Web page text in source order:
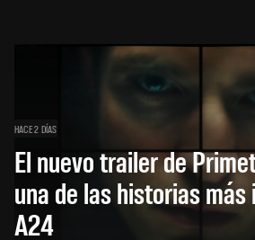
HACE 2 DÍAS
El nuevo trailer de
una de las historias
A24